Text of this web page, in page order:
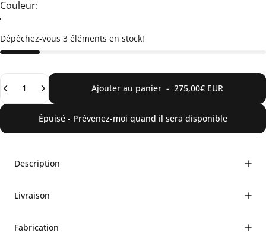
Couleur
Couleur:
Dépêchez-vous 3 éléments en stock!
Quantité
Ajouter au panier - 275,00€ EUR
Épuisé - Prévenez-moi quand il sera disponible
Description
Livraison
Fabrication